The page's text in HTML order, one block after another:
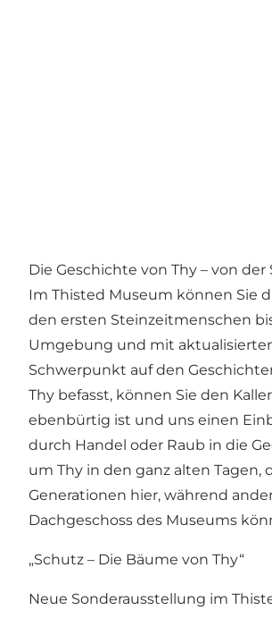
Die Geschichte von Thy – von
Im Thisted Museum können Sie
den ersten Steinzeitmenschen
Umgebung und mit
Schwerpunkt auf den
Thy befasst, können Sie den
ebenbürtig ist und uns einen
durch Handel oder Raub in die
um Thy in den ganz alten Tagen,
Generationen hier, während
Dachgeschoss des Museums
„Schutz – Die Bäume von Thy“
Neue Sonderausstellung im